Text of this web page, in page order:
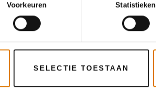
Voorkeuren Statistieken
SELECTIE TOESTAAN